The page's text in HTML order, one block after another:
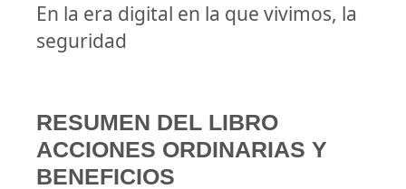
En la era digital en la que vivimos, la
seguridad
RESUMEN DEL LIBRO
ACCIONES ORDINARIAS Y
BENEFICIOS